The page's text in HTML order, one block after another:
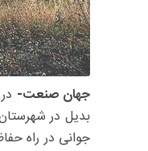
جهان صنعت-
بدیل در
جوانی در راه